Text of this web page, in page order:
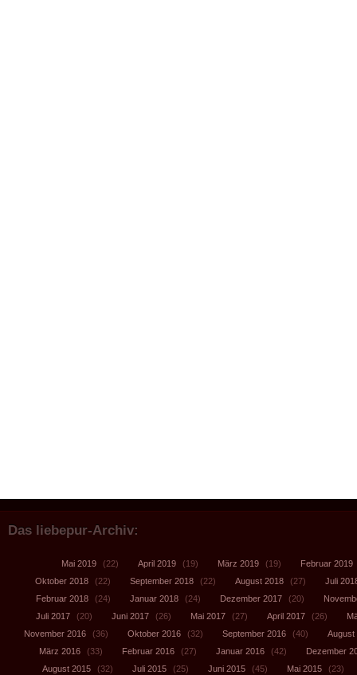
Das liebepur-Archiv:
Mai 2019 (22) April 2019 (19) März 2019 (19) Februar 2019
Oktober 2018
(22) September 2018 (22) August 2018 (27)
Juli
Februar 2018
(24) Januar 2018 (24) Dezember 2017 (20)
Juli 2017
(20) Juni 2017 (26) Mai 2017 (27) April 2017 (26)
November 2016
(36) Oktober 2016 (32) September 2016 (40)
August
März 2016
(33) Februar 2016 (27) Januar 2016 (42)
Dezember
August 2015
(32) Juli 2015 (25) Juni 2015 (45) Mai 2015
(23)